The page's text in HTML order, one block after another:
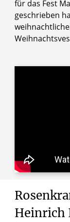
für das Fest
geschrieben
Heinrich